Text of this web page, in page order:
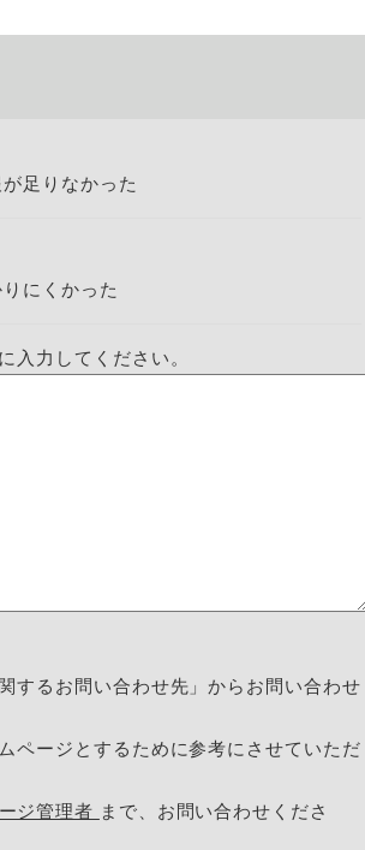
足りなかった
にくかった
入力してください。
するお問い合わせ先」からお問い合わせ
ページとするために参考にさせていただ
ジ管理者 まで、お問い合わせくださ